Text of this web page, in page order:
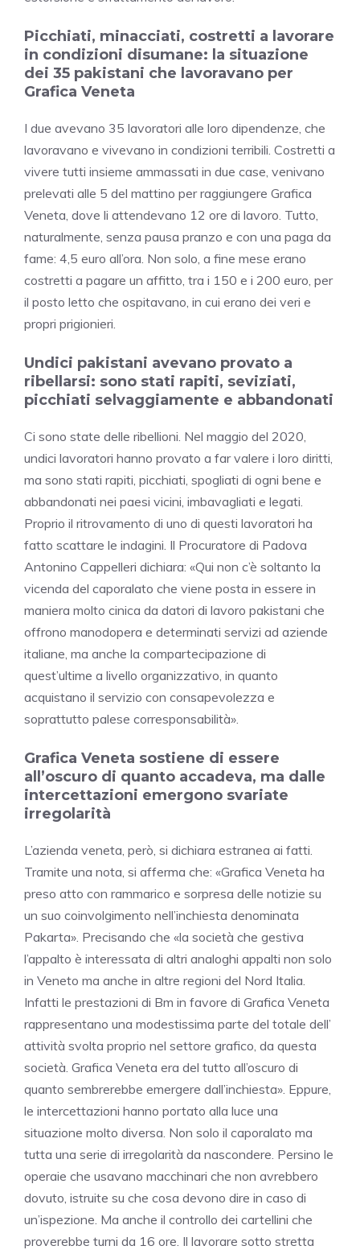
Picchiati, minacciati, costretti a lavorare
in condizioni disumane: la situazione
dei 35 pakistani che lavoravano per
Grafica Veneta
I due avevano 35 lavoratori alle loro dipendenze, che
lavoravano e vivevano in condizioni terribili. Costretti a
vivere tutti insieme ammassati in due case, venivano
prelevati alle 5 del mattino per raggiungere Grafica
Veneta, dove li attendevano 12 ore di lavoro. Tutto,
naturalmente, senza pausa pranzo e con una paga da
fame: 4,5 euro all’ora. Non solo, a fine mese erano
costretti a pagare un affitto, tra i 150 e i 200 euro, per
il posto letto che ospitavano, in cui erano dei veri e
propri prigionieri.
Undici pakistani avevano provato a
ribellarsi: sono stati rapiti, seviziati,
picchiati selvaggiamente e abbandonati
Ci sono state delle ribellioni. Nel maggio del 2020,
undici lavoratori hanno provato a far valere i loro diritti,
ma sono stati rapiti, picchiati, spogliati di ogni bene e
abbandonati nei paesi vicini, imbavagliati e legati.
Proprio il ritrovamento di uno di questi lavoratori ha
fatto scattare le indagini. Il Procuratore di Padova
Antonino Cappelleri dichiara: «Qui non c’è soltanto la
vicenda del caporalato che viene posta in essere in
maniera molto cinica da datori di lavoro pakistani che
offrono manodopera e determinati servizi ad aziende
italiane, ma anche la compartecipazione di
quest’ultime a livello organizzativo, in quanto
acquistano il servizio con consapevolezza e
soprattutto palese corresponsabilità».
Grafica Veneta sostiene di essere
all’oscuro di quanto accadeva, ma dalle
intercettazioni emergono svariate
irregolarità
L’azienda veneta, però, si dichiara estranea ai fatti.
Tramite una nota, si afferma che: «Grafica Veneta ha
preso atto con rammarico e sorpresa delle notizie su
un suo coinvolgimento nell’inchiesta denominata
Pakarta». Precisando che «la società che gestiva
l’appalto è interessata di altri analoghi appalti non solo
in Veneto ma anche in altre regioni del Nord Italia.
Infatti le prestazioni di Bm in favore di Grafica Veneta
rappresentano una modestissima parte del totale dell’
attività svolta proprio nel settore grafico, da questa
società. Grafica Veneta era del tutto all’oscuro di
quanto sembrerebbe emergere dall’inchiesta». Eppure,
le intercettazioni hanno portato alla luce una
situazione molto diversa. Non solo il caporalato ma
tutta una serie di irregolarità da nascondere. Persino le
operaie che usavano macchinari che non avrebbero
dovuto, istruite su che cosa devono dire in caso di
un’ispezione. Ma anche il controllo dei cartellini che
proverebbe turni da 16 ore. Il lavorare sotto stretta